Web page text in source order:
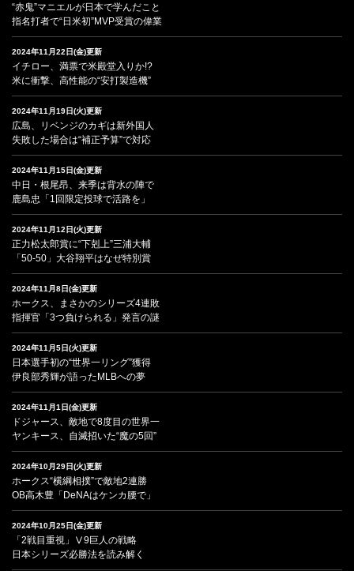
“赤鬼”マニエルが日本で学んだこと
指名打者で“日米初”MVP受賞の偉業
2024年11月22日(金)更新
イチロー、満票で米殿堂入りか!?
米に衝撃、高性能の“安打製造機”
2024年11月19日(火)更新
広島、リベンジのカギは新外国人
失敗した場合は“補正予算”で対応
2024年11月15日(金)更新
中日・根尾昂、来季は背水の陣で
鹿島忠「1回限定投球で活路を」
2024年11月12日(火)更新
正力松太郎賞に“下剋上”三浦大輔
「50-50」大谷翔平はなぜ特別賞
2024年11月8日(金)更新
ホークス、まさかのシリーズ4連敗
指揮官「3つ負けられる」発言の謎
2024年11月5日(火)更新
日本選手初の“世界一リング”獲得
伊良部秀輝が語ったMLBへの夢
2024年11月1日(金)更新
ドジャース、敵地で8度目の世界一
ヤンキース、自滅招いた“魔の5回”
2024年10月29日(火)更新
ホークス“横綱相撲”で敵地2連勝
OB高木豊「DeNAはケンカ腰で」
2024年10月25日(金)更新
「2戦目重視」Ⅴ9巨人の戦略
日本シリーズ必勝法を読み解く